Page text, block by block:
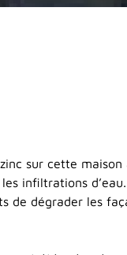
sur cette
infiltrations
de dégrader les